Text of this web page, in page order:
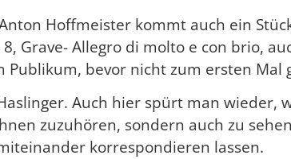
Hoffmeister kommt auch ein
Grave- Allegro di molto e con brio,
bevor nicht zum ersten
Auch hier spürt man wieder,
zuzuhören, sondern auch zu
korrespondieren lassen.